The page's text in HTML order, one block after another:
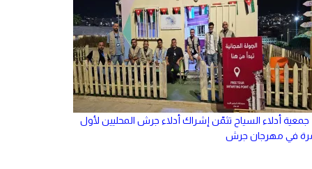
جمعية أدلاء السياح تثمّن إشراك أدلاء جرش المحليين لأول
في مهرجان جرش